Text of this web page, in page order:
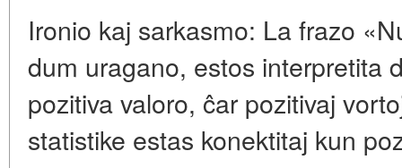
Ironio kaj sarkasmo: La frazo
dum uragano, estos interpretita
pozitiva valoro, ĉar pozitivaj
statistike estas konektitaj kun